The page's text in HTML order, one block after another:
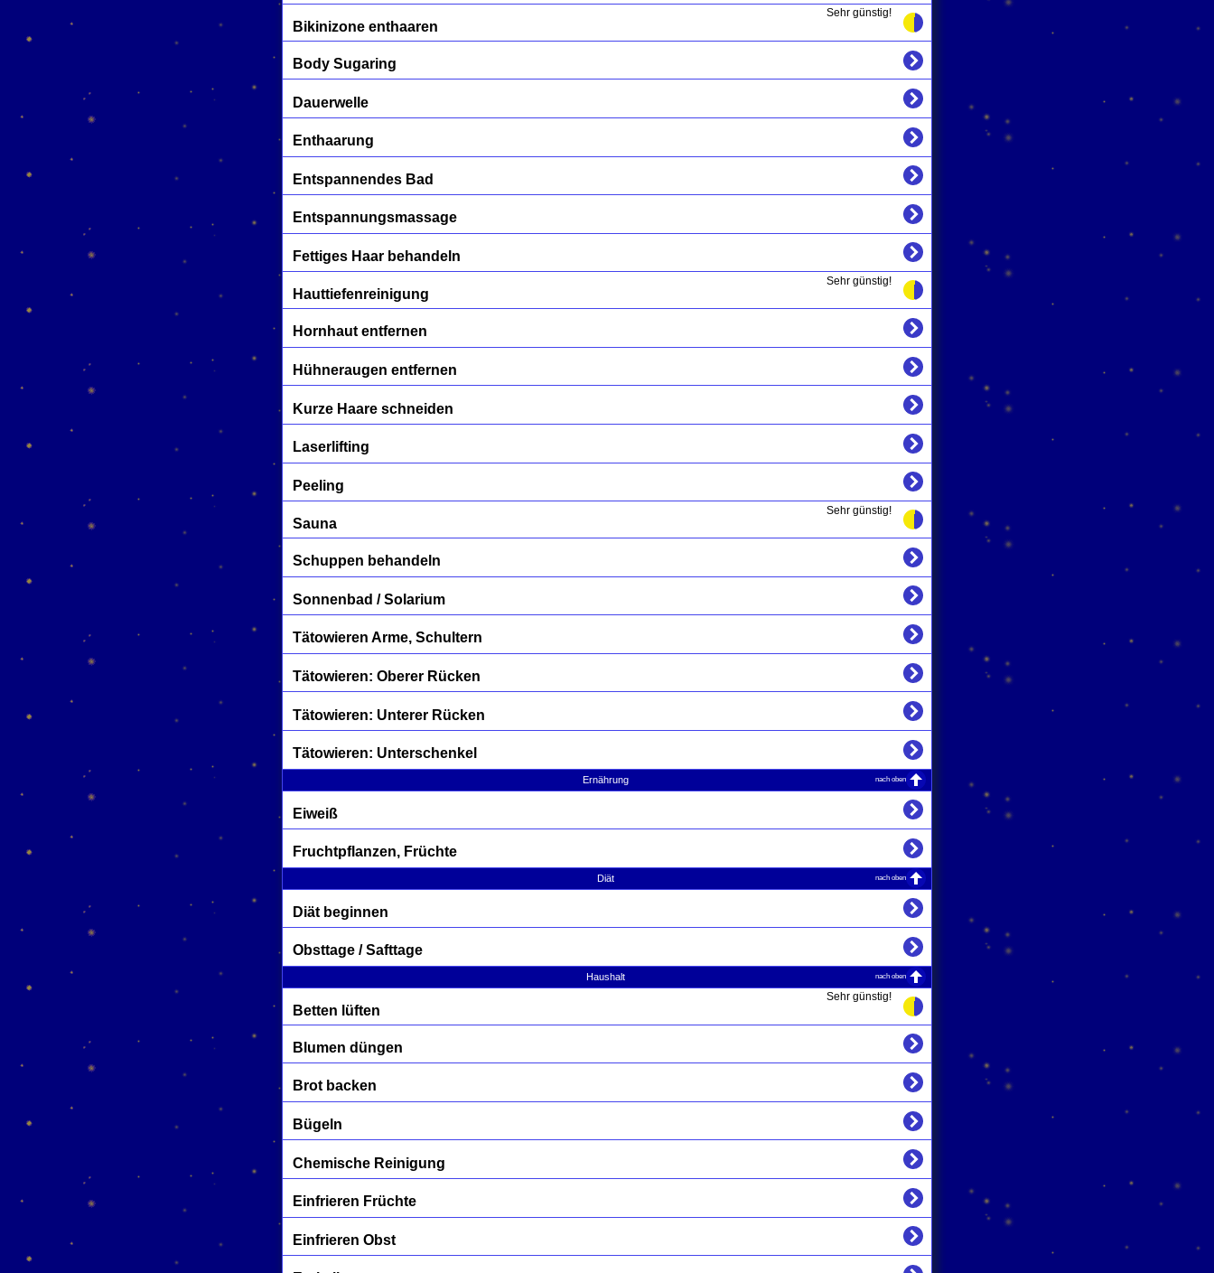
Sehr günstig!
Bikinizone enthaaren
Body Sugaring
Dauerwelle
Enthaarung
Entspannendes Bad
Entspannungsmassage
Fettiges Haar behandeln
Sehr günstig!
Hauttiefenreinigung
Hornhaut entfernen
Hühneraugen entfernen
Kurze Haare schneiden
Laserlifting
Peeling
Sehr günstig!
Sauna
Schuppen behandeln
Sonnenbad / Solarium
Tätowieren Arme, Schultern
Tätowieren: Oberer Rücken
Tätowieren: Unterer Rücken
Tätowieren: Unterschenkel
Ernährung nach oben
Eiweiß
Fruchtpflanzen, Früchte
Diät nach oben
Diät beginnen
Obsttage / Safttage
Haushalt nach oben
Sehr günstig!
Betten lüften
Blumen düngen
Brot backen
Bügeln
Chemische Reinigung
Einfrieren Früchte
Einfrieren Obst